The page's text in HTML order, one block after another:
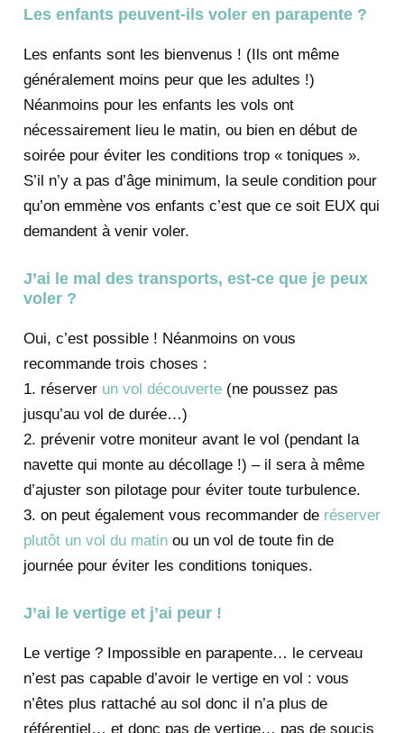
Les enfants peuvent-ils voler en parapente ?
Les enfants sont les bienvenus ! (Ils ont même
généralement moins peur que les adultes !)
Néanmoins pour les enfants les vols ont
nécessairement lieu le matin, ou bien en début de
soirée pour éviter les conditions trop « toniques ».
S’il n’y a pas d’âge minimum, la seule condition pour
qu’on emmène vos enfants c’est que ce soit EUX qui
demandent à venir voler.
J’ai le mal des transports, est-ce que je peux
voler ?
Oui, c’est possible ! Néanmoins on vous
recommande trois choses :
1. réserver un vol découverte(ne poussez pas
jusqu’au vol de durée…)
2. prévenir votre moniteur avant le vol (pendant la
navette qui monte au décollage !) – il sera à même
d’ajuster son pilotage pour éviter toute turbulence.
3. on peut également vous recommander de réserver
plutôt un vol du matinou un vol de toute fin de
journée pour éviter les conditions toniques.
J’ai le vertige et j’ai peur !
Le vertige ? Impossible en parapente… le cerveau
n’est pas capable d’avoir le vertige en vol : vous
n’êtes plus rattaché au sol donc il n’a plus de
référentiel… et donc pas de vertige… pas de soucis